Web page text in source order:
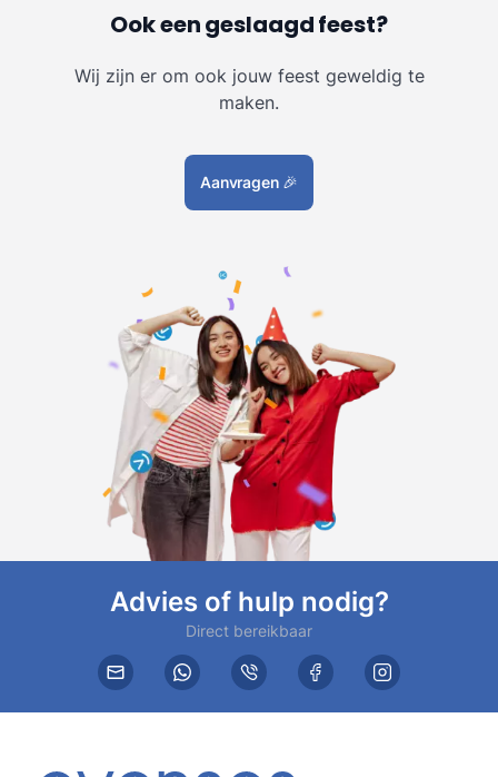
Ook een geslaagd feest?
Wij zijn er om ook jouw feest geweldig te
maken.
Aanvragen 🎉
Advies of hulp nodig?
Direct bereikbaar